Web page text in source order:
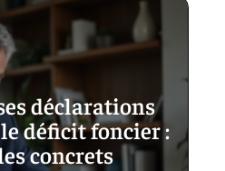
déclarations
déficit foncier :
concrets